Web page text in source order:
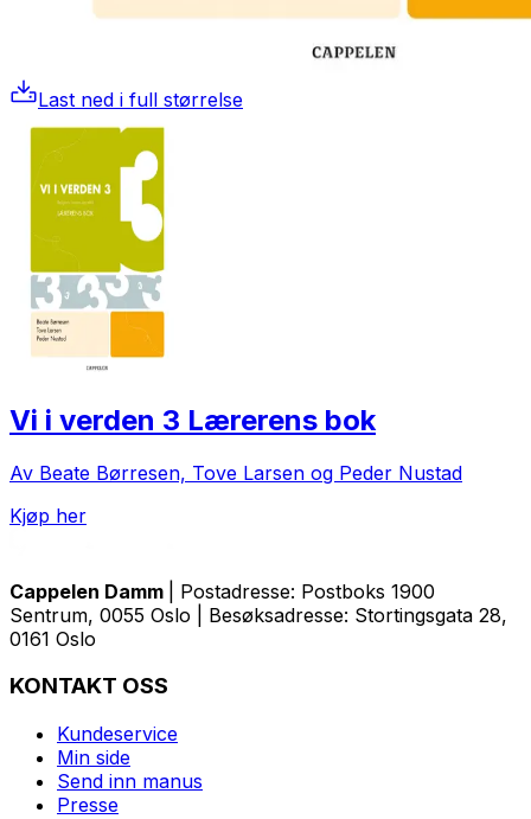
Last ned i full størrelse
Vi i verden 3 Lærerens bok
Av Beate Børresen, Tove Larsen og Peder Nustad
Kjøp her
Cappelen Damm
| Postadresse: Postboks 1900
Sentrum, 0055 Oslo | Besøksadresse: Stortingsgata 28,
0161 Oslo
KONTAKT OSS
Kundeservice
Min side
Send inn manus
Presse